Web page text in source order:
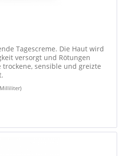
Tagescreme. Die Haut wird
versorgt und Rötungen
sensible und greizte